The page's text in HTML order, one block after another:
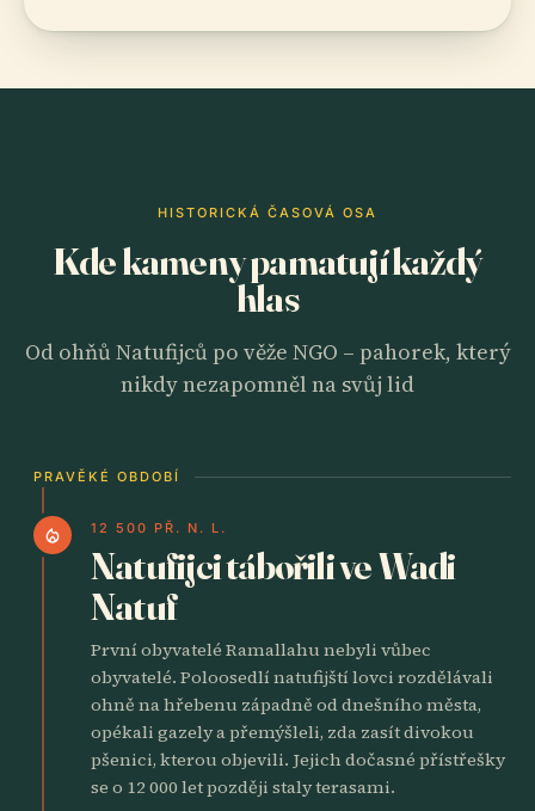
HISTORICKÁ ČASOVÁ OSA
Kde kameny pamatují každý
hlas
Od ohňů Natufijců po věže NGO – pahorek, který
nikdy nezapomněl na svůj lid
PRAVĚKÉ OBDOBÍ
local_fire_department 12 500 PŘ. N. L.
Natufijci tábořili ve Wadi
Natuf
První obyvatelé Ramallahu nebyli vůbec
obyvatelé. Poloosedlí natufijští lovci rozdělávali
ohně na hřebenu západně od dnešního města,
opékali gazely a přemýšleli, zda zasít divokou
pšenici, kterou objevili. Jejich dočasné přístřešky
se o 12 000 let později staly terasami.